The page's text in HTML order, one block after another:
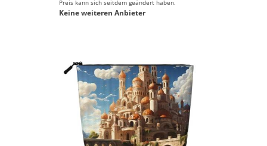
Preis kann sich seitdem geändert haben.
Keine weiteren Anbieter